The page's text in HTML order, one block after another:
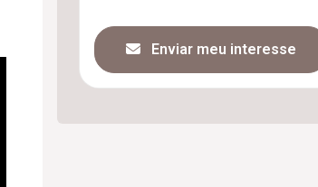
Enviar meu interesse